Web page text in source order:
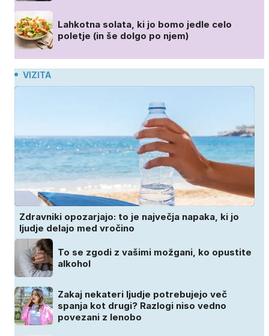
Lahkotna solata, ki jo bomo jedle celo
poletje (in še dolgo po njem)
VIZITA
Zdravniki opozarjajo: to je največja napaka, ki jo
ljudje delajo med vročino
To se zgodi z vašimi možgani, ko opustite
alkohol
Zakaj nekateri ljudje potrebujejo več
spanja kot drugi? Razlogi niso vedno
povezani z lenobo